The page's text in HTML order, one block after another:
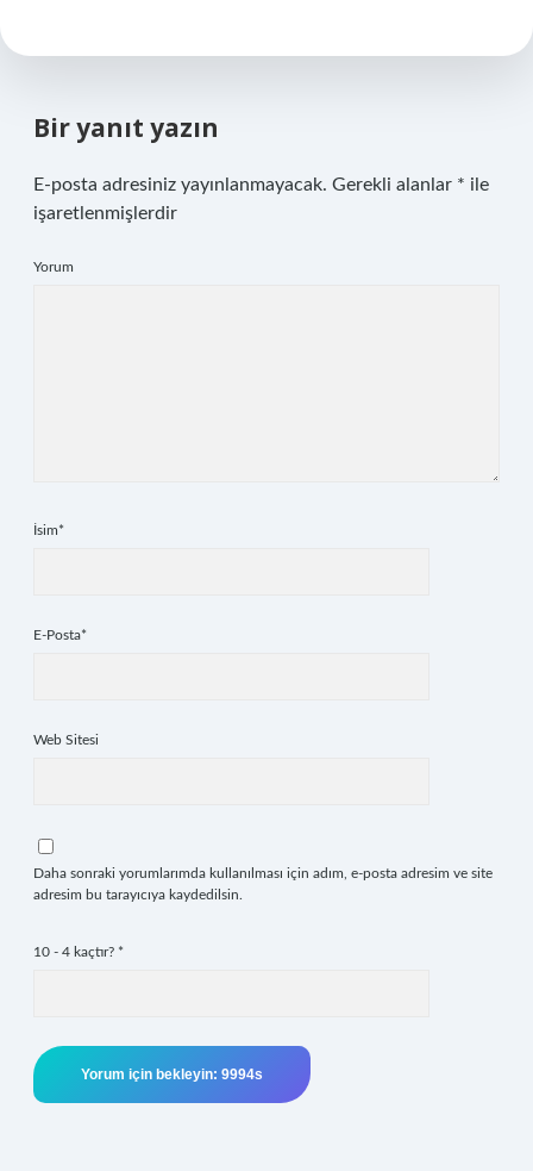
Bir yanıt yazın
E-posta adresiniz yayınlanmayacak. Gerekli alanlar * ile
işaretlenmişlerdir
Yorum
İsim*
E-Posta*
Web Sitesi
Daha sonraki yorumlarımda kullanılması için adım, e-posta adresim ve site
adresim bu tarayıcıya kaydedilsin.
10 - 4 kaçtır? *